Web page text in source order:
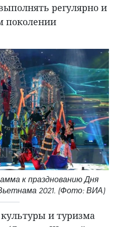
регулярно и
поколении
к празднованию Дня
2021. (Фото: ВИА)
и туризма